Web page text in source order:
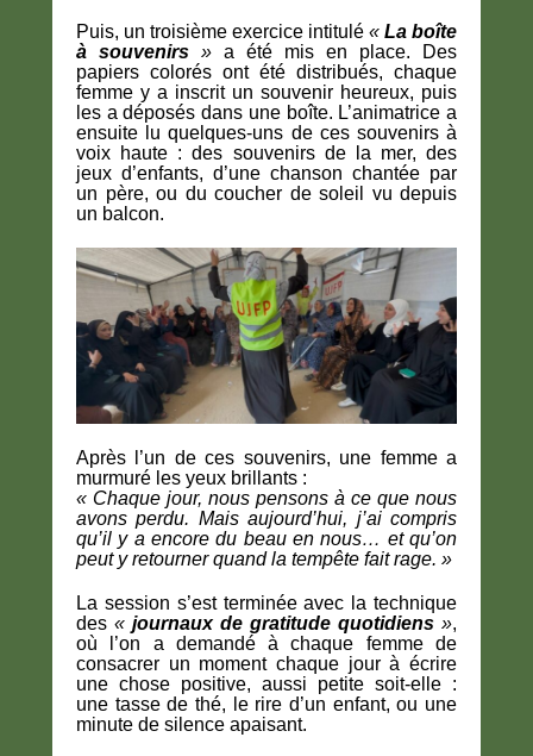
Puis, un troisième exercice intitulé « La boîte
à souvenirs » a été mis en place. Des
papiers colorés ont été distribués, chaque
femme y a inscrit un souvenir heureux, puis
les a déposés dans une boîte. L’animatrice a
ensuite lu quelques-uns de ces souvenirs à
voix haute : des souvenirs de la mer, des
jeux d’enfants, d’une chanson chantée par
un père, ou du coucher de soleil vu depuis
un balcon.
Après l’un de ces souvenirs, une femme a
murmuré les yeux brillants :
« Chaque jour, nous pensons à ce que nous
avons perdu. Mais aujourd’hui, j’ai compris
qu’il y a encore du beau en nous… et qu’on
peut y retourner quand la tempête fait rage. »
La session s’est terminée avec la technique
des « journaux de gratitude quotidiens »,
où l’on a demandé à chaque femme de
consacrer un moment chaque jour à écrire
une chose positive, aussi petite soit-elle :
une tasse de thé, le rire d’un enfant, ou une
minute de silence apaisant.